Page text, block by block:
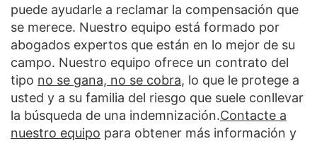
puede ayudarle a reclamar la compensación que
se merece. Nuestro equipo está formado por
abogados expertos que están en lo mejor de su
campo. Nuestro equipo ofrece un contrato del
tipo no se gana, no se cobra, lo que le protege a
usted y a su familia del riesgo que suele conllevar
la búsqueda de una indemnización.Contacte a
nuestro equipo para obtener más información y